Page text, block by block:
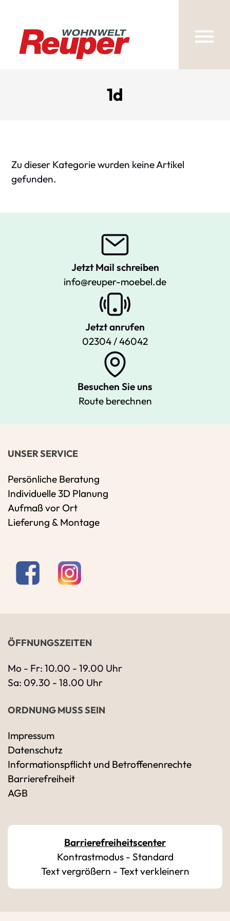
1d
Zu dieser Kategorie wurden keine Artikel
gefunden.
Jetzt Mail schreiben
info@reuper-moebel.de
Jetzt anrufen
02304 / 46042
Besuchen Sie uns
Route berechnen
UNSER SERVICE
Persönliche Beratung
Individuelle 3D Planung
Aufmaß vor Ort
Lieferung & Montage
ÖFFNUNGSZEITEN
Mo - Fr: 10.00 - 19.00 Uhr
Sa: 09.30 - 18.00 Uhr
ORDNUNG MUSS SEIN
Impressum
Datenschutz
Informationspflicht und Betroffenenrechte
Barrierefreiheit
AGB
Barrierefreiheitscenter
Kontrastmodus- Standard
Text vergrößern - Text verkleinern
Ihre Kontaktdaten
Alle mit Stern gekennzeichneten Felder
Name*
E-Mail-Adresse*
Bitte geben Sie eine gültige E-Mail-Adresse
Telefon*